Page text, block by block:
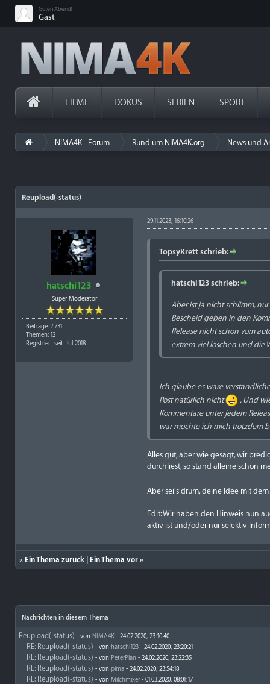
Guten Abend!
Gast
FILME DOKUS SERIEN SPORT
NIMA4K - Forum Rund um NIMA4K.org News und
Reupload(-status)
hatschi123
Super Moderator
Beiträge: 2.731
Themen: 12
Registriert seit: Jul 2018
29.11.2023, 16:10:26
TopsyKrett schrieb:
hatschi123 schrieb:
Aber ist ja nicht schlimm,
Bescheid geben in den
Release nicht schon vom
extrem viel löschen und die
Ich glaube es wäre
Post natürlich nicht
. Und
Kommentare unter jedem
war möchte ich mich trotzdem
Alles gut, aber wie gesagt, wir
durchliest, so stand alleine schon
Aber sei's drum, deine Idee mit
Edit: Wir haben den Hinweis nun
aktiv ist und/oder nur selektiv
« Ein Thema zurück Ein Thema vor »
Nachrichten in diesem Thema
Reupload(-status) - von NIMA4K - 24.02.2020, 23:10:40
RE: Reupload(-status) - von hatschi123 - 24.02.2020, 23:20:21
RE: Reupload(-status) - von PeterPlan - 24.02.2020, 23:22:35
RE: Reupload(-status) - von pima - 24.02.2020, 23:54:18
RE: Reupload(-status) - von Milchmixer- 01.03.2020, 08:01:17